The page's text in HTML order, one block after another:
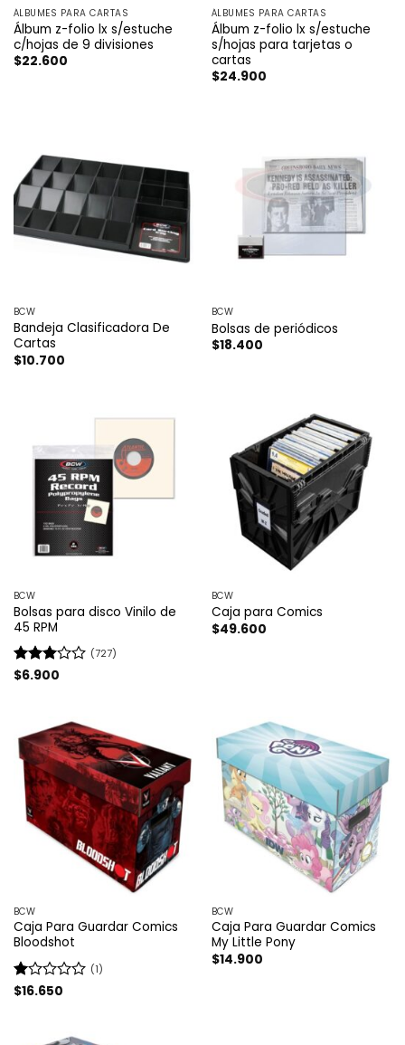
ÁLBUMES PARA CARTAS
Álbum z-folio lx s/estuche
c/hojas de 9 divisiones
$22.600
ÁLBUMES PARA CARTAS
Álbum z-folio lx s/estuche
s/hojas para tarjetas o
cartas
$24.900
BCW
Bandeja Clasificadora De
Cartas
$10.700
BCW
Bolsas de periódicos
$18.400
BCW
Bolsas para disco Vinilo de
45 RPM
Valorado
(727)
$6.900
BCW
Caja para Comics
$49.600
BCW
Caja Para Guardar Comics
Bloodshot
Valorado
(1)
$16.650
BCW
Caja Para Guardar Comics
My Little Pony
$14.900